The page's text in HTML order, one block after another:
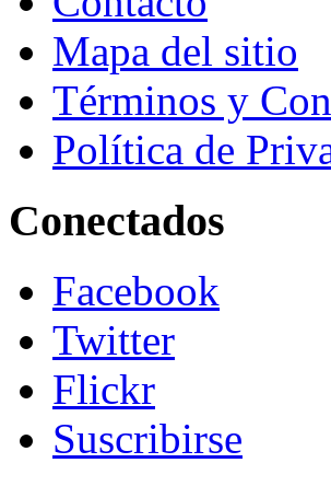
Mapa del sitio
Términos y
Política de
Conectados
Facebook
Twitter
Flickr
Suscribirse